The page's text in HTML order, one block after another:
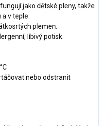
jako dětské pleny, takže
v teple.
plemen.
líbivý potisk.
°C
nebo odstranit